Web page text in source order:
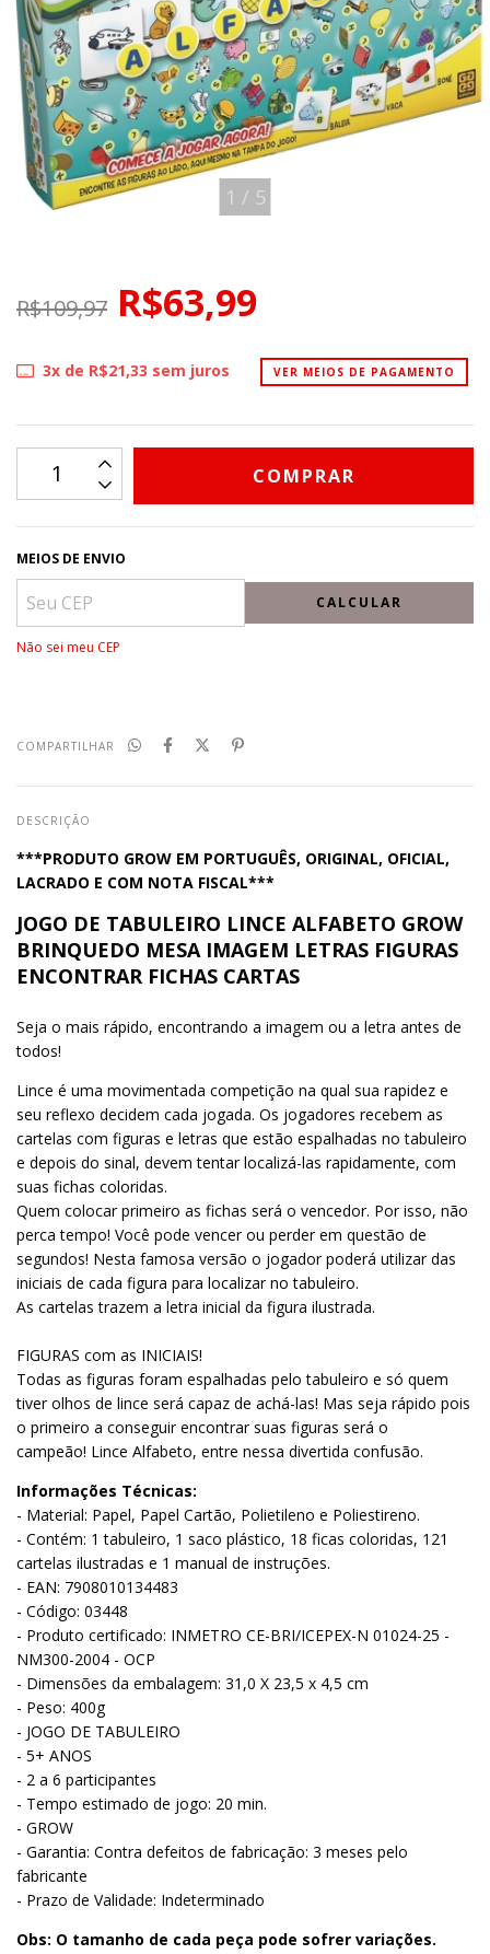
1 / 5
R$109,97 R$63,99
3x de R$21,33 sem juros VER MEIOS DE PAGAMENTO
MEIOS DE ENVIO
CALCULAR
Não sei meu CEP
COMPARTILHAR
DESCRIÇÃO
***PRODUTO GROW EM PORTUGUÊS, ORIGINAL, OFICIAL,
LACRADO E COM NOTA FISCAL***
JOGO DE TABULEIRO LINCE ALFABETO GROW
BRINQUEDO MESA IMAGEM LETRAS FIGURAS
ENCONTRAR FICHAS CARTAS
Seja o mais rápido, encontrando a imagem ou a letra antes de
todos!
Lince é uma movimentada competição na qual sua rapidez e
seu reflexo decidem cada jogada. Os jogadores recebem as
cartelas com figuras e letras que estão espalhadas no tabuleiro
e depois do sinal, devem tentar localizá-las rapidamente, com
suas fichas coloridas.
Quem colocar primeiro as fichas será o vencedor. Por isso, não
perca tempo! Você pode vencer ou perder em questão de
segundos! Nesta famosa versão o jogador poderá utilizar das
iniciais de cada figura para localizar no tabuleiro.
As cartelas trazem a letra inicial da figura ilustrada.
FIGURAS com as INICIAIS!
Todas as figuras foram espalhadas pelo tabuleiro e só quem
tiver olhos de lince será capaz de achá-las! Mas seja rápido pois
o primeiro a conseguir encontrar suas figuras será o
campeão! Lince Alfabeto, entre nessa divertida confusão.
Informações Técnicas:
- Material: Papel, Papel Cartão, Polietileno e Poliestireno.
- Contém: 1 tabuleiro, 1 saco plástico, 18 ficas coloridas, 121
cartelas ilustradas e 1 manual de instruções.
- EAN: 7908010134483
- Código: 03448
- Produto certificado: INMETRO CE-BRI/ICEPEX-N 01024-25 -
NM300-2004 - OCP
- Dimensões da embalagem: 31,0 X 23,5 x 4,5 cm
- Peso: 400g
- JOGO DE TABULEIRO
- 5+ ANOS
- 2 a 6 participantes
- Tempo estimado de jogo: 20 min.
- GROW
- Garantia: Contra defeitos de fabricação: 3 meses pelo
fabricante
- Prazo de Validade: Indeterminado
Obs: O tamanho de cada peça pode sofrer variações.